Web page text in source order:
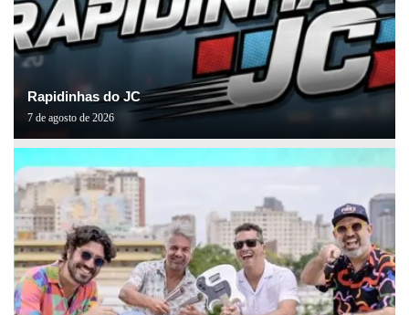
Rapidinhas do JC
7 de agosto de 2026